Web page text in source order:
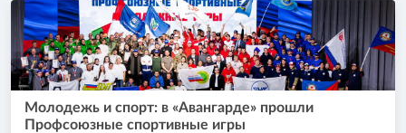
Молодежь и спорт: в «Авангарде» прошли
Профсоюзные спортивные игры